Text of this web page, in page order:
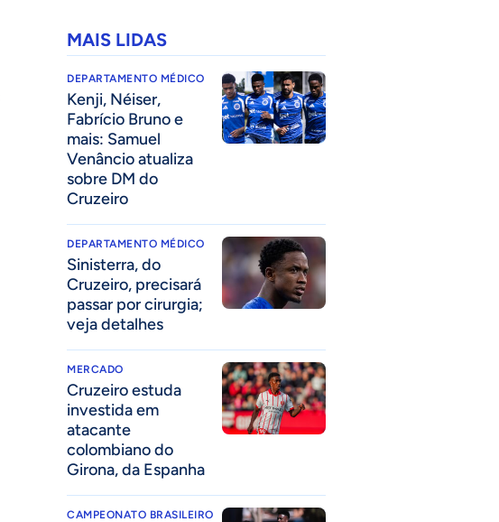
MAIS LIDAS
DEPARTAMENTO MÉDICO
Kenji, Néiser,
Fabrício Bruno e
mais: Samuel
Venâncio atualiza
sobre DM do
Cruzeiro
DEPARTAMENTO MÉDICO
Sinisterra, do
Cruzeiro, precisará
passar por cirurgia;
veja detalhes
MERCADO
Cruzeiro estuda
investida em
atacante
colombiano do
Girona, da Espanha
CAMPEONATO BRASILEIRO